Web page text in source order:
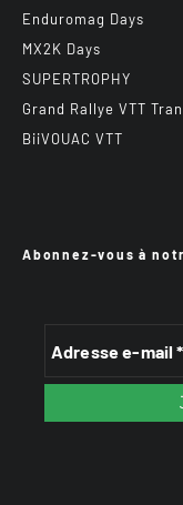
Enduromag Days
MX2K Days
SUPERTROPHY
Grand Rallye VTT
BiiVOUAC VTT
Abonnez-vous à